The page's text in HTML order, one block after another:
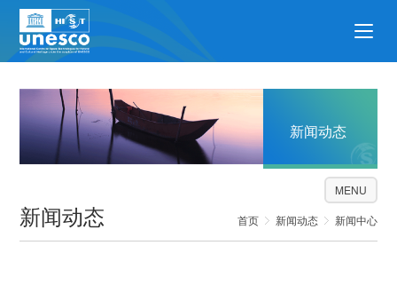
新闻动态
新闻动态 首页 新闻动态 新闻中心
MENU